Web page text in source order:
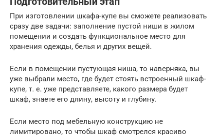
При изготовлении шкафа-купе вы сможете реализовать
сразу две задачи: заполнение пустой ниши в жилом
помещении и создать функциональное место для
хранения одежды, белья и других вещей.
Если в помещении пустующая ниша, то наверняка, вы
уже выбрали место, где будет стоять встроенный шкаф-
купе, т. е. уже представляете, какого размера будет
шкаф, знаете его длину, высоту и глубину.
Если место под мебельную конструкцию не
лимитировано, то чтобы шкаф смотрелся красиво